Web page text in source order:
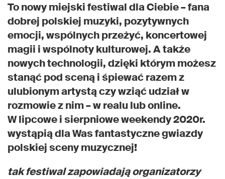
To nowy miejski festiwal dla Ciebie – fana
dobrej polskiej muzyki, pozytywnych
emocji, wspólnych przeżyć, koncertowej
magii i wspólnoty kulturowej. A także
nowych technologii, dzięki którym możesz
stanąć pod sceną i śpiewać razem z
ulubionym artystą czy wziąć udział w
rozmowie z nim – w realu lub online.
W lipcowe i sierpniowe weekendy 2020r.
wystąpią dla Was fantastyczne gwiazdy
polskiej sceny muzycznej!
tak festiwal zapowiadają organizatorzy